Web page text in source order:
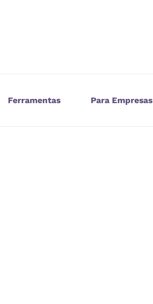
Ferramentas Para Empresas